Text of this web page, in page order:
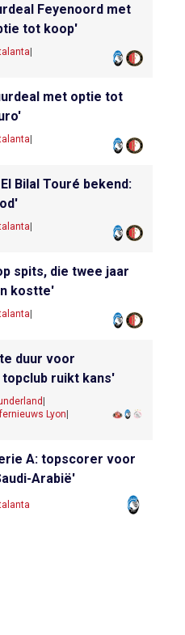
Feyenoord met
tot koop'
|
met optie tot
|
Bilal Touré bekend:
|
spits, die twee jaar
kostte'
|
duur voor
topclub ruikt kans'
|
Lyon|
A: topscorer voor
Arabië'